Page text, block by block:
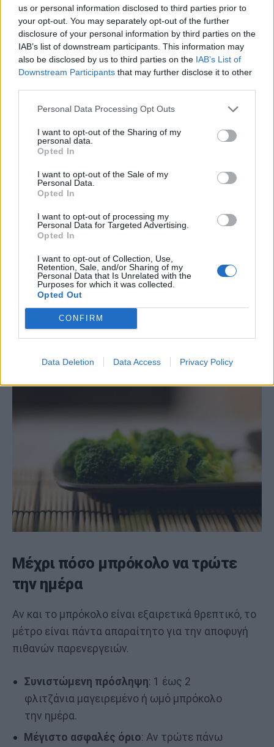
us or personal information disclosed to third parties prior to
your opt-out. You may separately opt-out of the further
disclosure of your personal information by third parties on the
IAB’s list of downstream participants. This information may
also be disclosed by us to third parties on the IAB’s List of
Downstream Participants that may further disclose it to other
Personal Data Processing Opt Outs
I want to opt-out of the Sharing of my
personal data.
Opted In
I want to opt-out of the Sale of my
Personal Data.
Opted In
I want to opt-out of processing my
Personal Data for Targeted Advertising.
Opted In
I want to opt-out of Collection, Use,
Retention, Sale, and/or Sharing of my
Personal Data that Is Unrelated with the
Purposes for which it was collected.
Opted Out
CONFIRM
Data Deletion Data Access Privacy Policy
Πλούσιο σε ένζυμα: Το ακατέργαστο
μπρόκολο περιέχει μυροσινάση, ένα ένζυμο
που βοηθά στον σχηματισμό της
σουλφοραφάνης, η οποία έχει
Πιο δύσκολο στην πέψη
περιεκτικότητα του ωμού μπρόκολου σε
φυτικές ίνες και ραφινόζη μπορεί να
φούσκωμα.
μπρόκολο πικρό ή σκληρό στο μάσημα.
Για μια ισορροπημένη προσέγγιση, σκεφτείτε να
συμπεριλάβετε στη διατροφή σας τόσο ωμό όσο
και μαγειρεμένο μπρόκολο.
Μέχρι πόσο μπρόκολο να τρώτε
την ημέρα
Αν και το μπρόκολο είναι εξαιρετικά θρεπτικό, το
μέτρο είναι πάντα απαραίτητο για την αποφυγή
πιθανών παρενεργειών.
Συνιστώμενη πρόσληψη: 1 έως 2
φλιτζάνια μαγειρεμένο ή ωμό μπρόκολο
την ημέρα.
Μέγιστο ασφαλές όριο: Αν τρώτε πάνω